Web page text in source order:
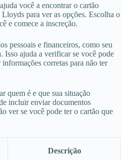
você a encontrar o cartão
para ver as opções. Escolha o
e comece a inscreção.
pessoais e financeiros, como seu
Isso ajuda a verificar se você pode
corretas para não ter
quem é e que sua situação
incluir enviar documentos
ver se você pode ter o cartão que
Descrição